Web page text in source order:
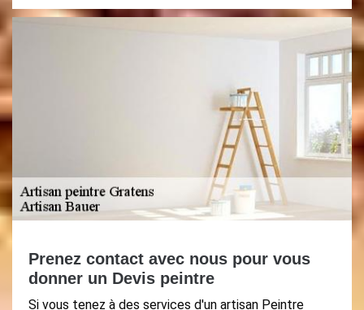
Prenez contact avec nous pour vous
donner un Devis peintre
Si vous tenez à des services d'un artisan Peintre